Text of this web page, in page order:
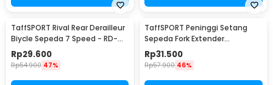
TaffSPORT Rival Rear Derailleur
Biycle Sepeda 7 Speed - RD-
TX35
Rp29.600
Rp54.900 47%
TaffSPORT Peninggi Setang
Sepeda Fork Extender
Aluminium Alloy 121mm - SD53
Rp31.500
Rp57.900 46%